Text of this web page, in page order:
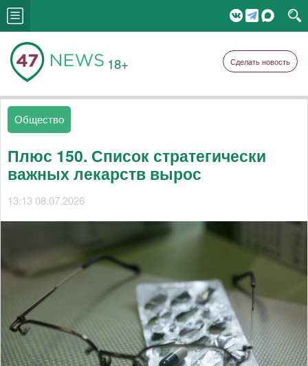
18+ Сделать новость
Общество
Плюс 150. Список стратегически
важных лекарств вырос
13:13 08.07.2026